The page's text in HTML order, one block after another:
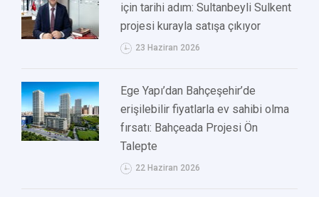
için tarihi adım: Sultanbeyli Sulkent
projesi kurayla satışa çıkıyor
23 Haziran 2026
Ege Yapı’dan Bahçeşehir’de
erişilebilir fiyatlarla ev sahibi olma
fırsatı: Bahçeada Projesi Ön
Talepte
22 Haziran 2026